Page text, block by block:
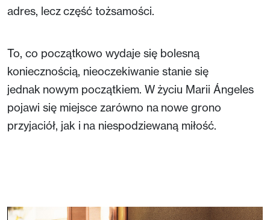
adres, lecz część tożsamości.
To, co początkowo wydaje się bolesną
koniecznością, nieoczekiwanie stanie się
jednak nowym początkiem. W życiu Marii Ángeles
pojawi się miejsce zarówno na nowe grono
przyjaciół, jak i na niespodziewaną miłość.